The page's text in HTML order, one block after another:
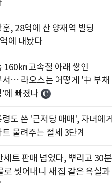
훈, 28억에 산 양재역 빌딩
에 내놨다
160㎞ 고속철 아래 쌓인
서… 라오스는 어떻게 '中 부채
'에 빠졌나
령도 쓴 '근저당 매매', 자녀에게
트 물려주는 절세 3단계
세트 판매 넘었다, 뿌리고 30분
로 씻어내니 새 집 같은 욕실과